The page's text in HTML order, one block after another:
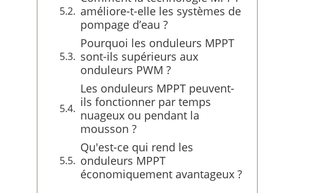
améliore-t-elle les systèmes de
pompage d’eau ?
Pourquoi les onduleurs MPPT
sont-ils supérieurs aux
onduleurs PWM ?
Les onduleurs MPPT peuvent-
ils fonctionner par temps
nuageux ou pendant la
mousson ?
Qu'est-ce qui rend les
onduleurs MPPT
économiquement avantageux ?